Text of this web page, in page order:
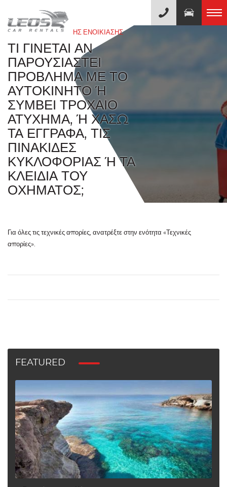
ΚΑΤΑ ΤΗ ΔΙΑΡΚΕΙΑ ΤΗΣ ΕΝΟΙΚΙΑΣΗΣ
ΤΙ ΓΊΝΕΤΑΙ ΑΝ
ΠΑΡΟΥΣΙΑΣΤΕΊ
ΠΡΌΒΛΗΜΑ ΜΕ ΤΟ
ΑΥΤΟΚΊΝΗΤΟ Ή Σ
ΥΜΒΕΊ ΤΡΟΧΑΊΟ Α
ΤΎΧΗΜΑ, Ή ΧΆΣΩ ΤΑ
ΈΓΓΡΑΦΑ, ΤΙΣ ΠΙ
ΝΑΚΊΔΕΣ ΚΥ
ΚΛΟΦΟΡΊΑΣ Ή ΤΑ ΚΛΕ
ΙΔΙΆ ΤΟΥ ΟΧΉ
ΜΑΤΟΣ;
Για όλες τις τεχνικές απορίες, ανατρέξτε στην ενότητα «Τεχνικές
απορίες».
FEATURED